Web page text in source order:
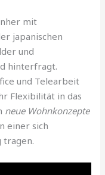
mit
japanischen
und
hinterfragt.
und Telearbeit
Flexibilität in das
neue Wohnkonzepte
einer sich
tragen.